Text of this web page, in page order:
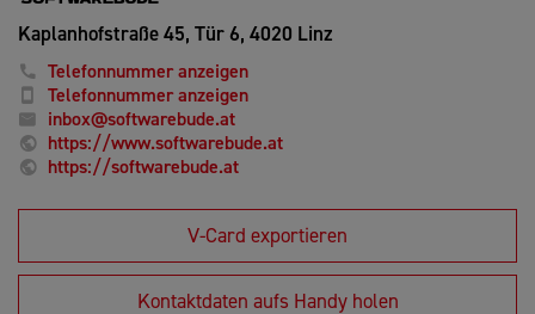
Kaplanhofstraße 45, Tür 6, 4020 Linz
Telefonnummer anzeigen
Telefonnummer anzeigen
inbox@softwarebude.at
https://www.softwarebude.at
https://softwarebude.at
V-Card exportieren
Kontaktdaten aufs Handy holen